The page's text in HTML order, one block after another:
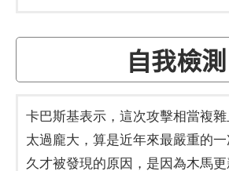
自我檢測
卡巴斯基表示，這次攻擊相當複
太過龐大，算是近年來最嚴重的
久才被發現的原因，是因為木馬